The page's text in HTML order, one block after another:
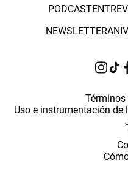
PODCAST
NEWSLETTER
Términos
Uso e instrumentación